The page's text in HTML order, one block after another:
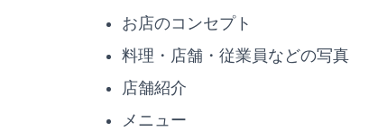
お店のコンセプト
料理・店舗・従業員などの写真
店舗紹介
メニュー